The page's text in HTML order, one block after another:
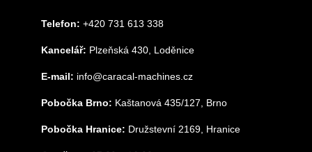
Telefon: +420 731 613 338
Kancelář: Plzeňská 430, Loděnice
E-mail: info@caracal-machines.cz
Pobočka Brno: Kaštanová 435/127, Brno
Pobočka Hranice: Družstevní 2169, Hranice